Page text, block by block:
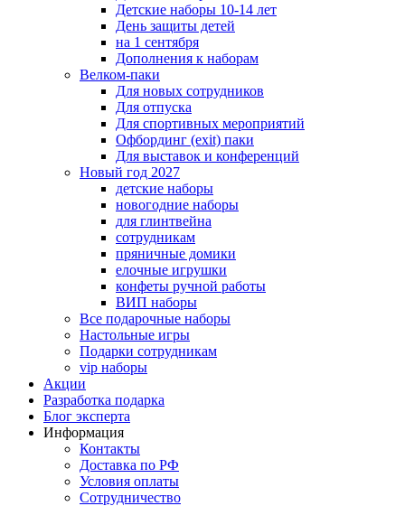
Детские наборы 10-14 лет
День защиты детей
на 1 сентября
Дополнения к наборам
Велком-паки
Для новых сотрудников
Для отпуска
Для спортивных мероприятий
Офбординг (exit) паки
Для выставок и конференций
Новый год 2027
детские наборы
новогодние наборы
для глинтвейна
сотрудникам
пряничные домики
елочные игрушки
конфеты ручной работы
ВИП наборы
Все подарочные наборы
Настольные игры
Подарки сотрудникам
vip наборы
Акции
Разработка подарка
Блог эксперта
Информация
Контакты
Доставка по РФ
Условия оплаты
Сотрудничество